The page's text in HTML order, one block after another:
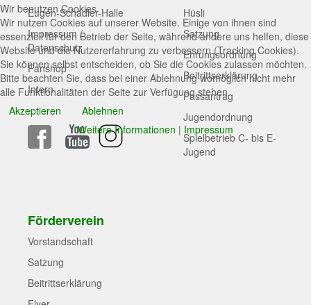
Eugen-Schädler-Halle
Impressum /
Datenschutz
Fanshop
Intern
Hüsli
Satzung
Ehrungsordnung
Beitrittserklärung
Passantrag
Jugendordnung
Spielbetrieb C- bis E-
Jugend
Förderverein
Vorstandschaft
Satzung
Beitrittserklärung
Wir benutzen Cookies
Wir nutzen Cookies auf unserer Website. Einige von ihnen sind
essenziell für den Betrieb der Seite, während andere uns helfen, diese
Website und die Nutzererfahrung zu verbessern (Tracking Cookies).
Sie können selbst entscheiden, ob Sie die Cookies zulassen möchten.
Bitte beachten Sie, dass bei einer Ablehnung womöglich nicht mehr
alle Funktionalitäten der Seite zur Verfügung stehen.
Akzeptieren
Ablehnen
Weitere Informationen | Impressum